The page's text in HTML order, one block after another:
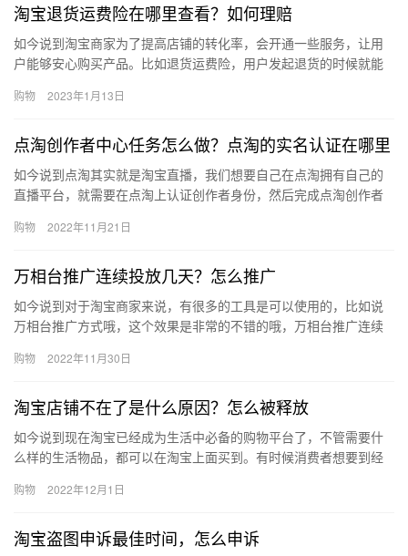
淘宝退货运费险在哪里查看？如何理赔
如今说到淘宝商家为了提高店铺的转化率，会开通一些服务，让用
户能够安心购买产品。比如退货运费险，用户发起退货的时候就能
吧。淘…
购物 2023年1月13日
点淘创作者中心任务怎么做？点淘的实名认证在哪里
如今说到点淘其实就是淘宝直播，我们想要自己在点淘拥有自己的
直播平台，就需要在点淘上认证创作者身份，然后完成点淘创作者
里？下面…
购物 2022年11月21日
万相台推广连续投放几天？怎么推广
如今说到对于淘宝商家来说，有很多的工具是可以使用的，比如说
万相台推广方式哦，这个效果是非常的不错的哦，万相台推广连续
相台…
购物 2022年11月30日
淘宝店铺不在了是什么原因？怎么被释放
如今说到现在淘宝已经成为生活中必备的购物平台了，不管需要什
么样的生活物品，都可以在淘宝上面买到。有时候消费者想要到经
示，那…
购物 2022年12月1日
淘宝盗图申诉最佳时间，怎么申诉